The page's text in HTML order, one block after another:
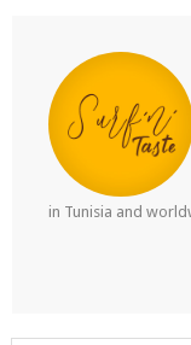
in Tunisia and